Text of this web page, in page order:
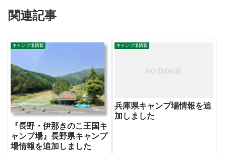
関連記事
キャンプ場情報
『長野・伊那きのこ王国キ
ャンプ場』長野県キャンプ
場情報を追加しました
キャンプ場情報
兵庫県キャンプ場情報を追
加しました